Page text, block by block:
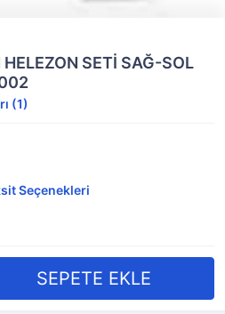
SETİ SAĞ-SOL
(1)
Seçenekleri